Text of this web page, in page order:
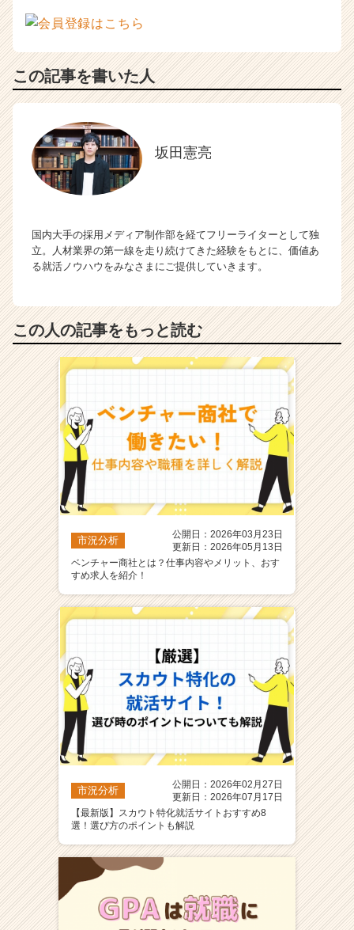
この記事を書いた人
坂田憲亮
国内大手の採用メディア制作部を経てフリーライターとして独
立。人材業界の第一線を走り続けてきた経験をもとに、価値あ
る就活ノウハウをみなさまにご提供していきます。
この人の記事をもっと読む
市況分析
公開日：2026年03月23日
更新日：2026年05月13日
ベンチャー商社とは？仕事内容やメリット、おす
すめ求人を紹介！
市況分析
公開日：2026年02月27日
更新日：2026年07月17日
【最新版】スカウト特化就活サイトおすすめ8
選！選び方のポイントも解説